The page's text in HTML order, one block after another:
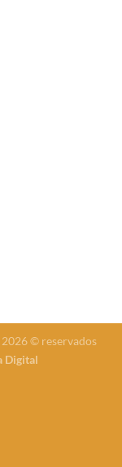
© reservados
Digital